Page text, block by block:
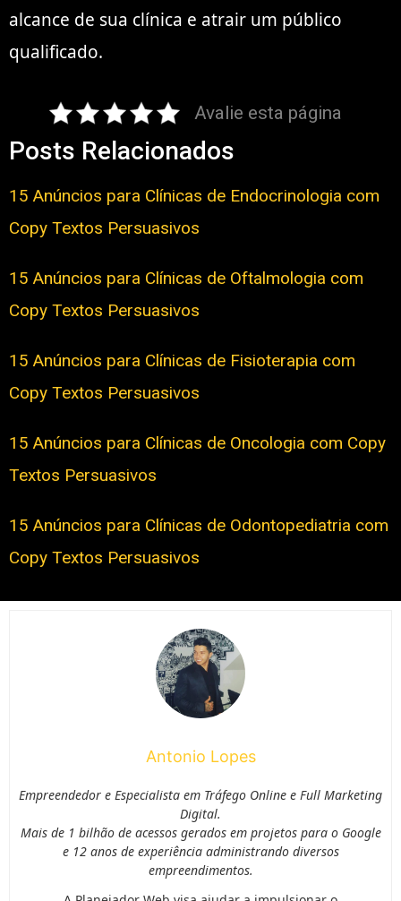
alcance de sua clínica e atrair um público
qualificado.
Avalie esta página
Posts Relacionados
15 Anúncios para Clínicas de Endocrinologia com
Copy Textos Persuasivos
15 Anúncios para Clínicas de Oftalmologia com
Copy Textos Persuasivos
15 Anúncios para Clínicas de Fisioterapia com
Copy Textos Persuasivos
15 Anúncios para Clínicas de Oncologia com Copy
Textos Persuasivos
15 Anúncios para Clínicas de Odontopediatria com
Copy Textos Persuasivos
Antonio Lopes
Empreendedor e Especialista em Tráfego Online e Full Marketing
Digital.
Mais de 1 bilhão de acessos gerados em projetos para o Google
e 12 anos de experiência administrando diversos
empreendimentos.